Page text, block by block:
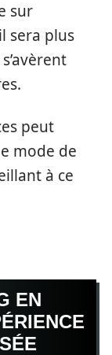
sur
sera plus
peut
mode de
à ce
EN